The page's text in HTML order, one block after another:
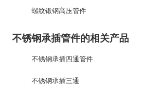
螺纹锻钢高压管件
不锈钢承插管件的相关产品
不锈钢承插四通管件
不锈钢承插三通